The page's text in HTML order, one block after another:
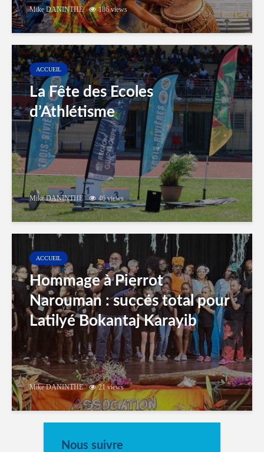
Mike DANINTHE 186 views
ACCUEIL
La Fête des Ecoles
d’Athlétisme
Mike DANINTHE 46 views
ACCUEIL
Hommage à Pierrot
Narouman : succés total pour
Latilyé Bokantaj Karayib
Mike DANINTHE 21 views
Nous suivre